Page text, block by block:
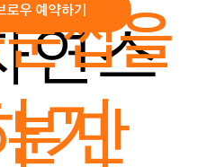
기
연스
썹을
'만
로우 예약하기